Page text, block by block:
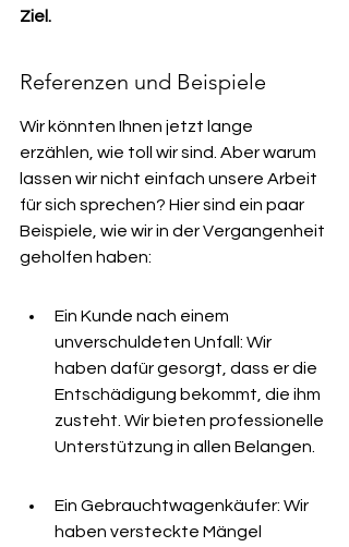
Ziel.
Referenzen und Beispiele
Wir könnten Ihnen jetzt lange
erzählen, wie toll wir sind. Aber warum
lassen wir nicht einfach unsere Arbeit
für sich sprechen? Hier sind ein paar
Beispiele, wie wir in der Vergangenheit
geholfen haben:
Ein Kunde nach einem
unverschuldeten Unfall: Wir
haben dafür gesorgt, dass er die
Entschädigung bekommt, die ihm
zusteht. Wir bieten professionelle
Unterstützung in allen Belangen.
Ein Gebrauchtwagenkäufer: Wir
haben versteckte Mängel